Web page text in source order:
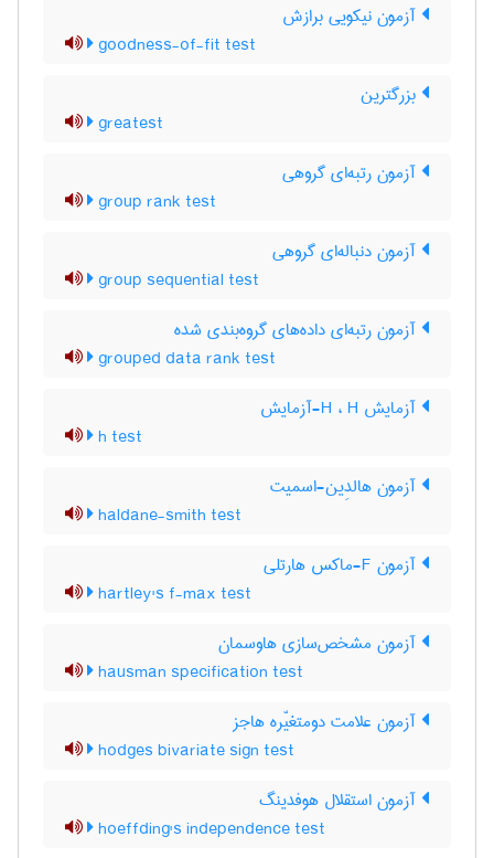
آزمون نیکویی برازش
goodness-of-fit test
بزرگترین
greatest
آزمون رتبه‌ای گروهی
group rank test
آزمون دنباله‌ای گروهی
group sequential test
آزمون رتبه‌ای داده‌های گروه‌بندی شده
grouped data rank test
آزمایش H ، H-آزمایش
h test
آزمون هالدِین-اسمیت
haldane-smith test
آزمون F-ماکس هارتلی
hartley's f-max test
آزمون مشخص‌سازی هاوسمان
hausman specification test
آزمون علامت دومتغیّره هاجز
hodges bivariate sign test
آزمون استقلال هوفدینگ
hoeffding's independence test